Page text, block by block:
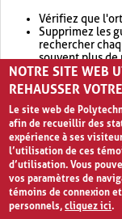
Vérifiez que
Supprimez les
rechercher
souvent plus
Envisagez
retournera
NOTRE SITE WEB
REHAUSSER
Le site web de
afin de recueillir des
expérience à ses
l’utilisation de ces
d’utilisation. Vous
vos paramètres de
témoins de connexion
personnels,cliquez ici.